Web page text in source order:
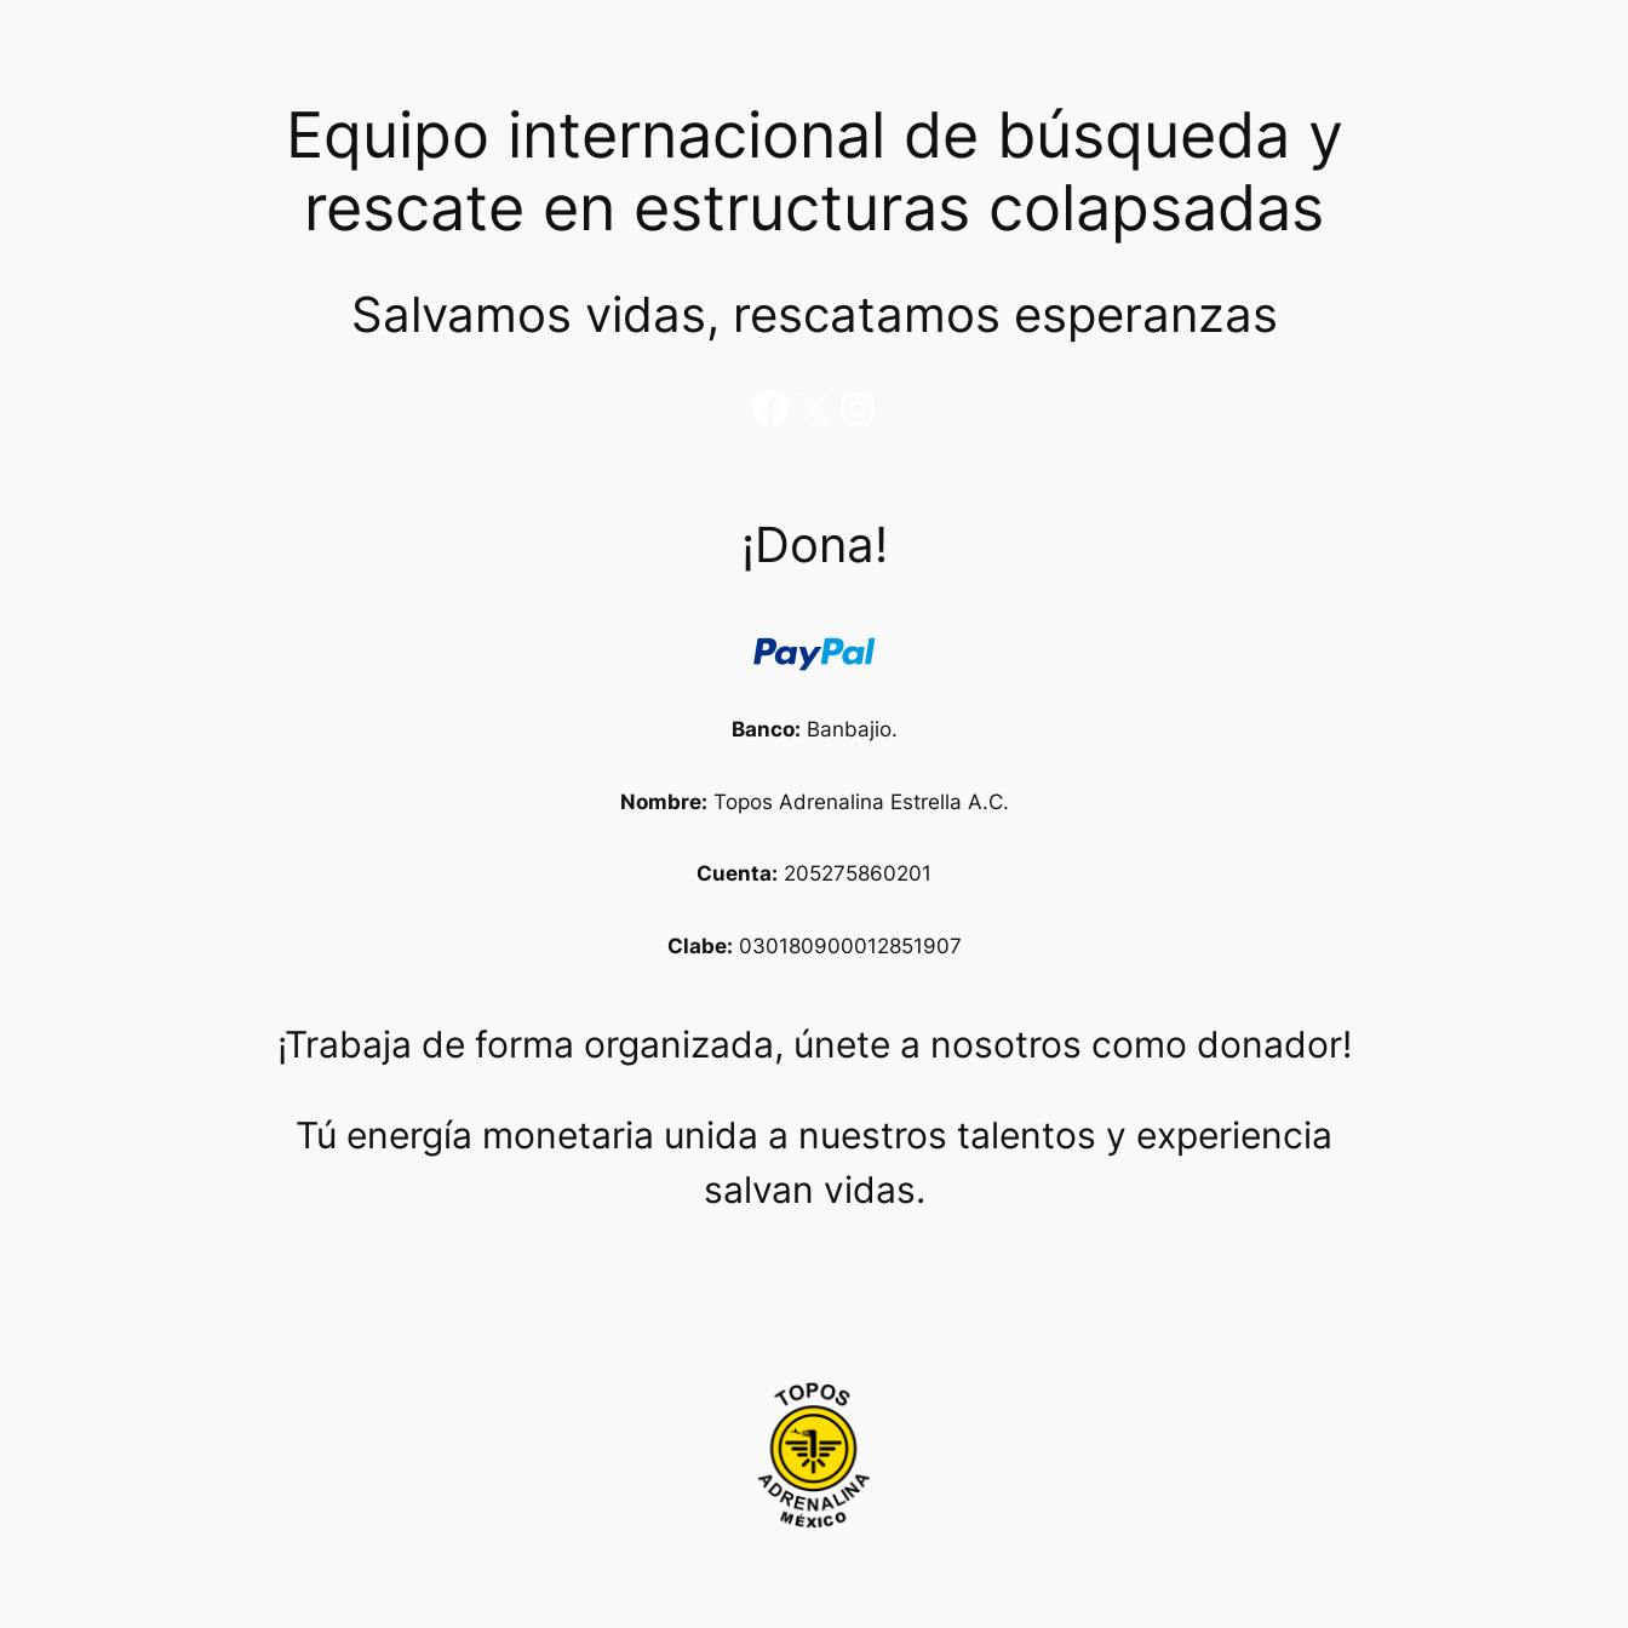
Equipo internacional de búsqueda y
rescate en estructuras colapsadas
Salvamos vidas, rescatamos esperanzas
¡Dona!
Banco: Banbajio.
Nombre: Topos Adrenalina Estrella A.C.
Cuenta: 205275860201
Clabe: 030180900012851907
¡Trabaja de forma organizada, únete a nosotros como donador!
Tú energía monetaria unida a nuestros talentos y experiencia
salvan vidas.